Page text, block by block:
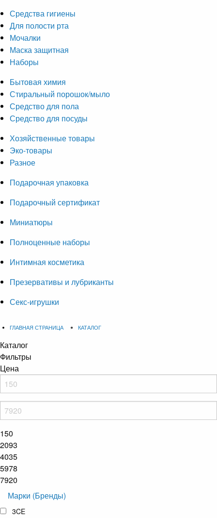
Средства гигиены
Для полости рта
Мочалки
Маска защитная
Наборы
Бытовая химия
Стиральный порошок/мыло
Средство для пола
Средство для посуды
Хозяйственные товары
Эко-товары
Разное
Подарочная упаковка
Подарочный сертификат
Миниатюры
Полноценные наборы
Интимная косметика
Презервативы и лубриканты
Секс-игрушки
ГЛАВНАЯ СТРАНИЦА КАТАЛОГ
Каталог
Фильтры
Цена
150
2093
4035
5978
7920
Марки (Бренды)
3CE